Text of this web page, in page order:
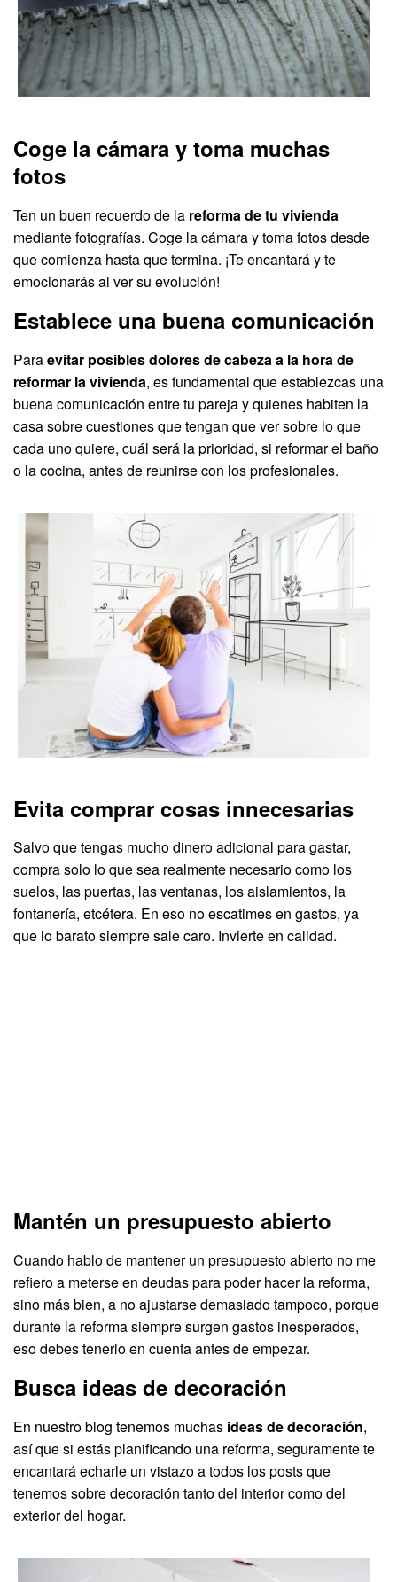
Coge la cámara y toma muchas
fotos
Ten un buen recuerdo de la reforma de tu vivienda
mediante fotografías. Coge la cámara y toma fotos desde
que comienza hasta que termina. ¡Te encantará y te
emocionarás al ver su evolución!
Establece una buena comunicación
Paraevitar posibles dolores de cabeza a la hora de
reformar la vivienda, es fundamental que establezcas una
buena comunicación entre tu pareja y quienes habiten la
casa sobre cuestiones que tengan que ver sobre lo que
cada uno quiere, cuál será la prioridad, si reformar el baño
o la cocina, antes de reunirse con los profesionales.
Evita comprar cosas innecesarias
Salvo que tengas mucho dinero adicional para gastar,
compra solo lo que sea realmente necesario como los
suelos, las puertas, las ventanas, los aislamientos, la
fontanería, etcétera. En eso no escatimes en gastos, ya
que lo barato siempre sale caro. Invierte en calidad.
Mantén un presupuesto abierto
Cuando hablo de mantener un presupuesto abierto no me
refiero a meterse en deudas para poder hacer la reforma,
sino más bien, a no ajustarse demasiado tampoco, porque
durante la reforma siempre surgen gastos inesperados,
eso debes tenerlo en cuenta antes de empezar.
Busca ideas de decoración
En nuestro blog tenemos muchas ideas de decoración,
así que si estás planificando una reforma, seguramente te
encantará echarle un vistazo a todos los posts que
tenemos sobre decoración tanto del interior como del
exterior del hogar.